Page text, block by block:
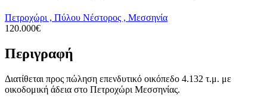
Πετροχώρι , Πύλου Νέστορος , Μεσσηνία
120.000€
Περιγραφή
Διατίθεται προς πώληση επενδυτικό οικόπεδο 4.132 τ.μ. με
οικοδομική άδεια στο Πετροχώρι Μεσσηνίας.